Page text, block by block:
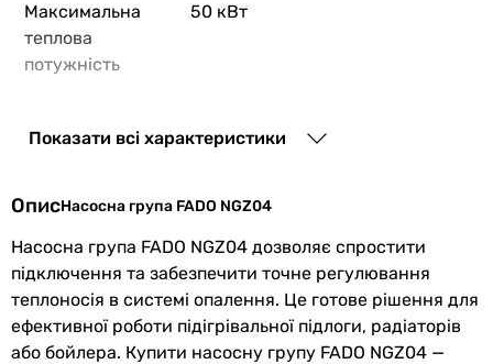
Максимальна
теплова
потужність
50 кВт
контурів
Номінальний
діаметр труб
обв'язки
DN25
Верхнє
підключення
1 ″
Показати всі характеристики
ОписНасосна група FADO NGZ04
Насосна група FADO NGZ04 дозволяє спростити
підключення та забезпечити точне регулювання
теплоносія в системі опалення. Це готове рішення для
ефективної роботи підігрівальної підлоги, радіаторів
або бойлера. Купити насосну групу FADO NGZ04 —